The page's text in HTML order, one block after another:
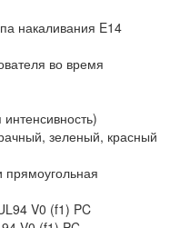
накаливания E14
во время
зеленый, красный
прямоугольная
V0 (f1) PC